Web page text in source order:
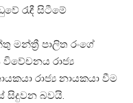
රැඳී සිටීමේ
මන්ත්‍රී පාලිත රංගේ
විවේචනය රාජ්‍ය
රාජ්‍ය නායකයා වීම
සිදුවන බවයි.